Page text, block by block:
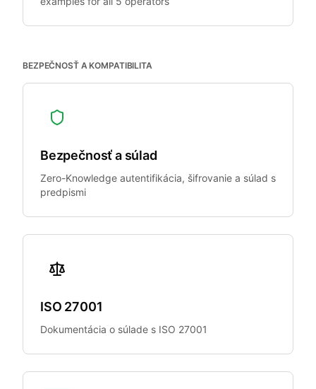
BEZPEČNOSŤ A KOMPATIBILITA
Bezpečnosť a súlad
Zero-Knowledge autentifikácia, šifrovanie a súlad s
predpismi
ISO 27001
Dokumentácia o súlade s ISO 27001